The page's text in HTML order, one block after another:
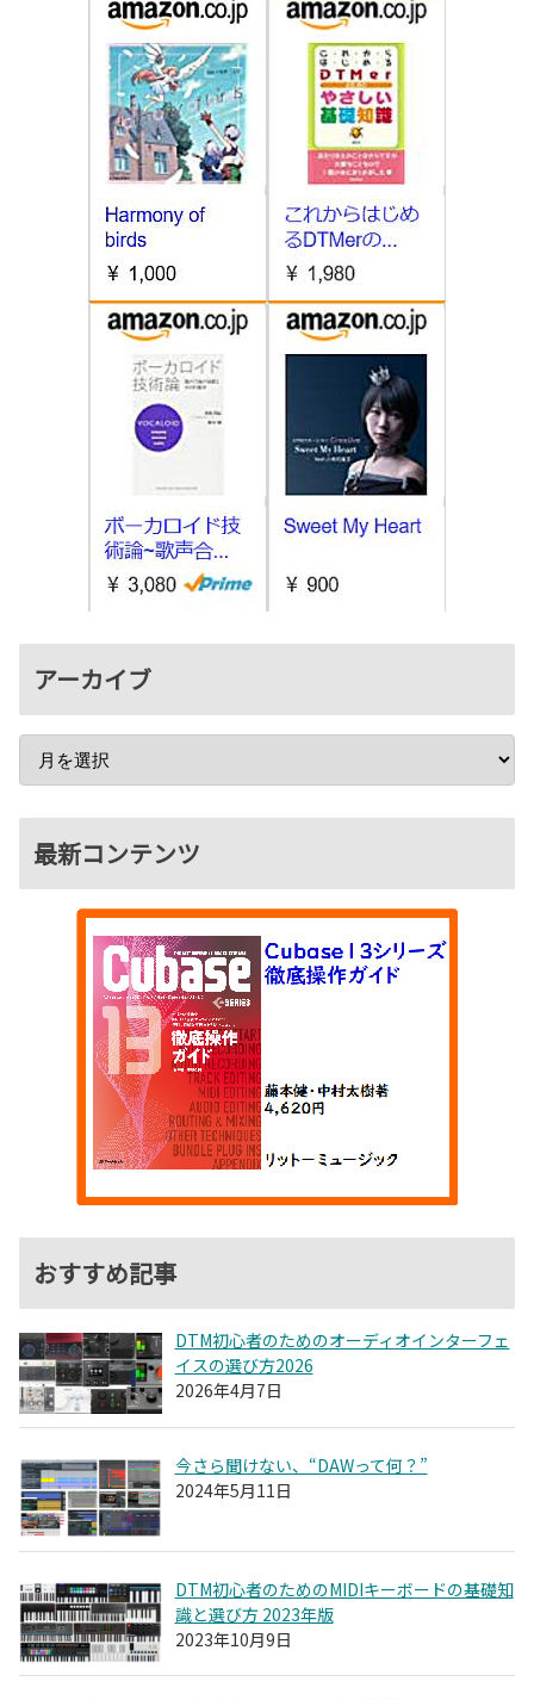
アーカイブ
最新コンテンツ
おすすめ記事
DTM初心者のためのオーディオインターフェ
イスの選び方2026
2026年4月7日
今さら聞けない、“DAWって何？”
2024年5月11日
DTM初心者のためのMIDIキーボードの基礎知
識と選び方 2023年版
2023年10月9日